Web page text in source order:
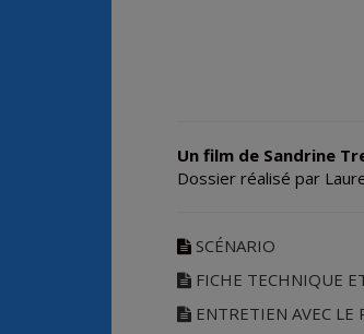
Un film de Sandrine
Dossier réalisé par
SCÉNARIO
FICHE TECHNIQUE
ENTRETIEN AVEC LE